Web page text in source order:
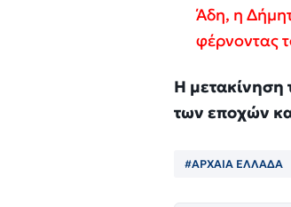
Άδη, η
φέρνοντας
Η μετακίνηση
των εποχών
#ΑΡΧΑΙΑ ΕΛΛΑΔΑ